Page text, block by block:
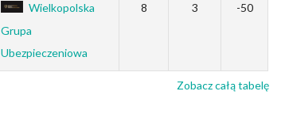
Wielkopolska
Grupa
Ubezpieczeniowa
8 3 -50
Zobacz całą tabelę